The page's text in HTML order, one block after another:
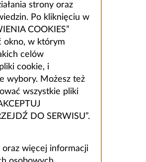
strony oraz
Po kliknięciu w
COOKIES”
okno, w którym
celów
cookie, i
wybory. Możesz też
wszystkie pliki
DO SERWISU”.
oraz więcej informacji